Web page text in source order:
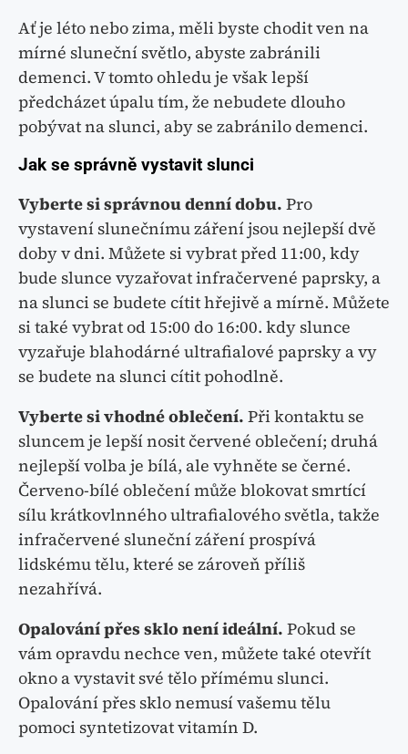
Ať je léto nebo zima, měli byste chodit ven na
mírné sluneční světlo, abyste zabránili
demenci. V tomto ohledu je však lepší
předcházet úpalu tím, že nebudete dlouho
pobývat na slunci, aby se zabránilo demenci.
Jak se správně vystavit slunci
Vyberte si správnou denní dobu. Pro
vystavení slunečnímu záření jsou nejlepší dvě
doby v dni. Můžete si vybrat před 11:00, kdy
bude slunce vyzařovat infračervené paprsky, a
na slunci se budete cítit hřejivě a mírně. Můžete
si také vybrat od 15:00 do 16:00. kdy slunce
vyzařuje blahodárné ultrafialové paprsky a vy
se budete na slunci cítit pohodlně.
Vyberte si vhodné oblečení. Při kontaktu se
sluncem je lepší nosit červené oblečení; druhá
nejlepší volba je bílá, ale vyhněte se černé.
Červeno-bílé oblečení může blokovat smrtící
sílu krátkovlnného ultrafialového světla, takže
infračervené sluneční záření prospívá
lidskému tělu, které se zároveň příliš
nezahřívá.
Opalování přes sklo není ideální. Pokud se
vám opravdu nechce ven, můžete také otevřít
okno a vystavit své tělo přímému slunci.
Opalování přes sklo nemusí vašemu tělu
pomoci syntetizovat vitamín D.